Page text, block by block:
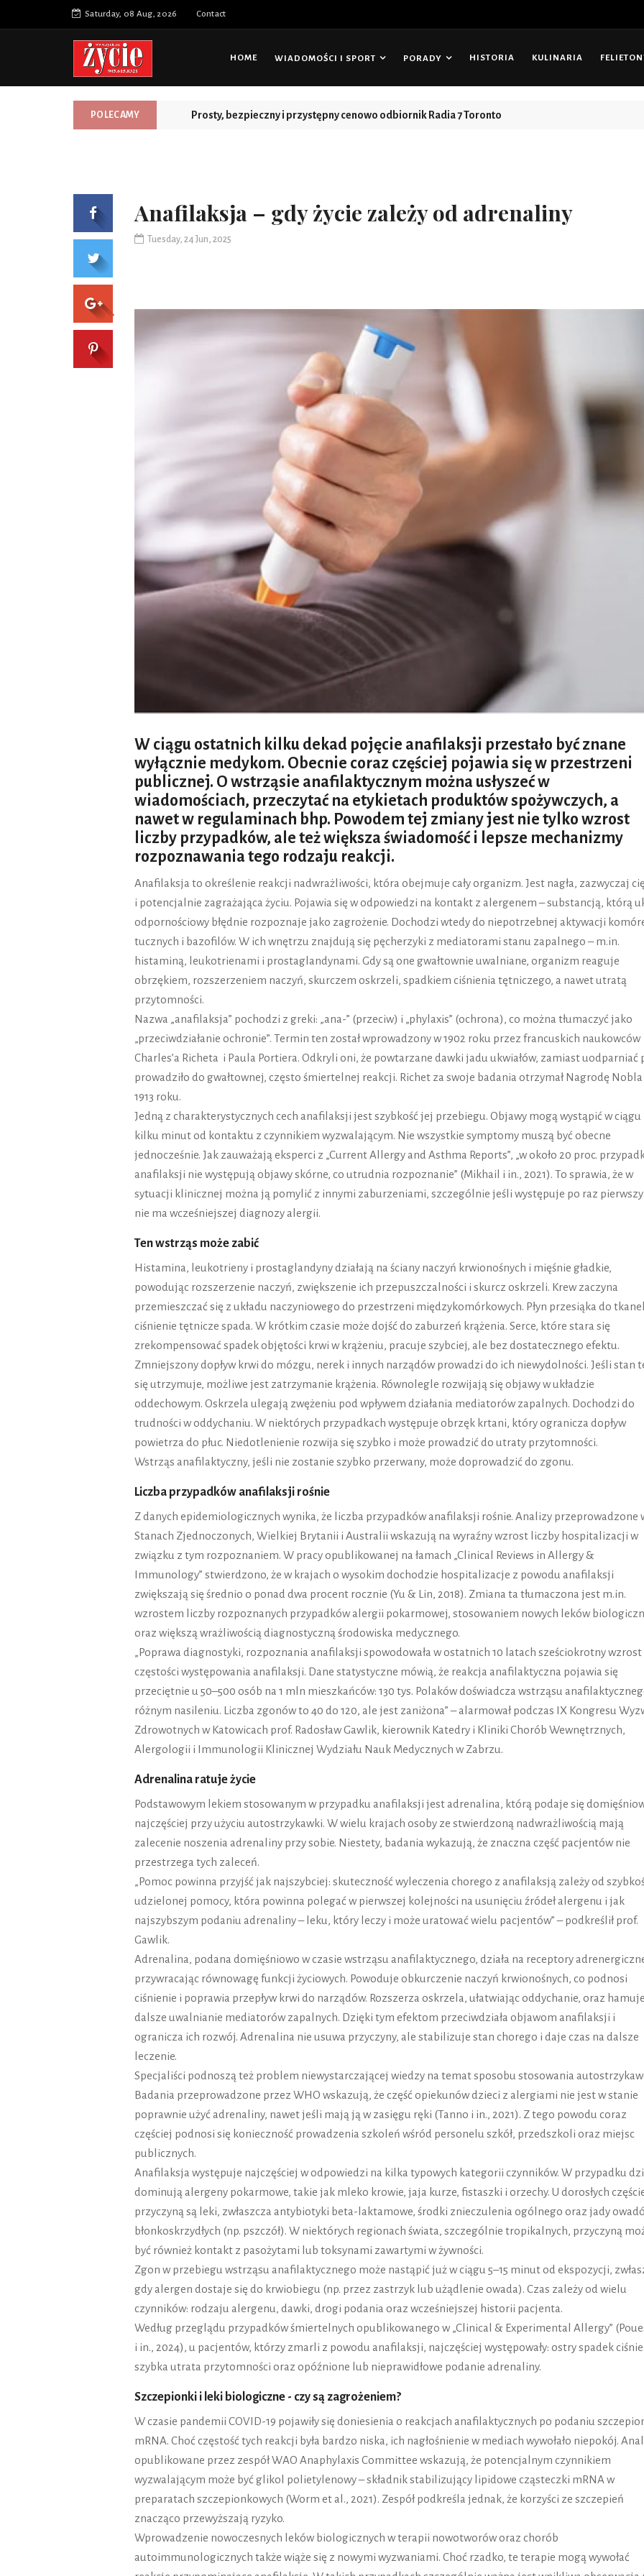
Saturday, 08 Aug, 2026 Contact
HOME WIADOMOŚCI I SPORT PORADY HISTORIA KULINARIA
POLECAMY Prosty, bezpieczny i przystępny cenowo odbiornik Radia 7 Toronto
Anafilaksja – gdy życie zależy od adrenaliny
Tuesday, 24 Jun, 2025
W ciągu ostatnich kilku dekad pojęcie anafilaksji przestało być znane
wyłącznie medykom. Obecnie coraz częściej pojawia się w przestrzeni
publicznej. O wstrząsie anafilaktycznym można usłyszeć w
wiadomościach, przeczytać na etykietach produktów spożywczych, a
nawet w regulaminach bhp. Powodem tej zmiany jest nie tylko wzrost
liczby przypadków, ale też większa świadomość i lepsze mechanizmy
rozpoznawania tego rodzaju reakcji.
Anafilaksja to określenie reakcji nadwrażliwości, która obejmuje cały organizm. Jest nagła, zazwyczaj
i potencjalnie zagrażająca życiu. Pojawia się w odpowiedzi na kontakt z alergenem – substancją, którą
odpornościowy błędnie rozpoznaje jako zagrożenie. Dochodzi wtedy do niepotrzebnej aktywacji
tucznych i bazofilów. W ich wnętrzu znajdują się pęcherzyki z mediatorami stanu zapalnego – m.in.
histaminą, leukotrienami i prostaglandynami. Gdy są one gwałtownie uwalniane, organizm reaguje
obrzękiem, rozszerzeniem naczyń, skurczem oskrzeli, spadkiem ciśnienia tętniczego, a nawet utratą
przytomności.
Nazwa „anafilaksja” pochodzi z greki: „ana-” (przeciw) i „phylaxis” (ochrona), co można tłumaczyć jako
„przeciwdziałanie ochronie”. Termin ten został wprowadzony w 1902 roku przez francuskich naukowców
Charles’a Richeta i Paula Portiera. Odkryli oni, że powtarzane dawki jadu ukwiałów, zamiast uodparniać
prowadziło do gwałtownej, często śmiertelnej reakcji. Richet za swoje badania otrzymał Nagrodę Nobla
1913 roku.
Jedną z charakterystycznych cech anafilaksji jest szybkość jej przebiegu. Objawy mogą wystąpić w ciągu
kilku minut od kontaktu z czynnikiem wyzwalającym. Nie wszystkie symptomy muszą być obecne
jednocześnie. Jak zauważają eksperci z „Current Allergy and Asthma Reports”, „w około 20 proc.
anafilaksji nie występują objawy skórne, co utrudnia rozpoznanie” (Mikhail i in., 2021). To sprawia, że w
sytuacji klinicznej można ją pomylić z innymi zaburzeniami, szczególnie jeśli występuje po raz pierwszy
nie ma wcześniejszej diagnozy alergii.
Ten wstrząs może zabić
Histamina, leukotrieny i prostaglandyny działają na ściany naczyń krwionośnych i mięśnie gładkie,
powodując rozszerzenie naczyń, zwiększenie ich przepuszczalności i skurcz oskrzeli. Krew zaczyna
przemieszczać się z układu naczyniowego do przestrzeni międzykomórkowych. Płyn przesiąka do
ciśnienie tętnicze spada. W krótkim czasie może dojść do zaburzeń krążenia. Serce, które stara się
zrekompensować spadek objętości krwi w krążeniu, pracuje szybciej, ale bez dostatecznego efektu.
Zmniejszony dopływ krwi do mózgu, nerek i innych narządów prowadzi do ich niewydolności. Jeśli stan
się utrzymuje, możliwe jest zatrzymanie krążenia. Równolegle rozwijają się objawy w układzie
oddechowym. Oskrzela ulegają zwężeniu pod wpływem działania mediatorów zapalnych. Dochodzi do
trudności w oddychaniu. W niektórych przypadkach występuje obrzęk krtani, który ogranicza dopływ
powietrza do płuc. Niedotlenienie rozwija się szybko i może prowadzić do utraty przytomności.
Wstrząs anafilaktyczny, jeśli nie zostanie szybko przerwany, może doprowadzić do zgonu.
Liczba przypadków anafilaksji rośnie
Z danych epidemiologicznych wynika, że liczba przypadków anafilaksji rośnie. Analizy przeprowadzone
Stanach Zjednoczonych, Wielkiej Brytanii i Australii wskazują na wyraźny wzrost liczby hospitalizacji w
związku z tym rozpoznaniem. W pracy opublikowanej na łamach „Clinical Reviews in Allergy &
Immunology” stwierdzono, że w krajach o wysokim dochodzie hospitalizacje z powodu anafilaksji
zwiększają się średnio o ponad dwa procent rocznie (Yu & Lin, 2018). Zmiana ta tłumaczona jest m.in.
wzrostem liczby rozpoznanych przypadków alergii pokarmowej, stosowaniem nowych leków
oraz większą wrażliwością diagnostyczną środowiska medycznego.
„Poprawa diagnostyki, rozpoznania anafilaksji spowodowała w ostatnich 10 latach sześciokrotny wzrost
częstości występowania anafilaksji. Dane statystyczne mówią, że reakcja anafilaktyczna pojawia się
przeciętnie u 50–500 osób na 1 mln mieszkańców: 130 tys. Polaków doświadcza wstrząsu
różnym nasileniu. Liczba zgonów to 40 do 120, ale jest zaniżona” – alarmował podczas IX Kongresu
Zdrowotnych w Katowicach prof. Radosław Gawlik, kierownik Katedry i Kliniki Chorób Wewnętrznych,
Alergologii i Immunologii Klinicznej Wydziału Nauk Medycznych w Zabrzu.
Adrenalina ratuje życie
Podstawowym lekiem stosowanym w przypadku anafilaksji jest adrenalina, którą podaje się
najczęściej przy użyciu autostrzykawki. W wielu krajach osoby ze stwierdzoną nadwrażliwością mają
zalecenie noszenia adrenaliny przy sobie. Niestety, badania wykazują, że znaczna część pacjentów nie
przestrzega tych zaleceń.
„Pomoc powinna przyjść jak najszybciej: skuteczność wyleczenia chorego z anafilaksją zależy od
udzielonej pomocy, która powinna polegać w pierwszej kolejności na usunięciu źródeł alergenu i jak
najszybszym podaniu adrenaliny – leku, który leczy i może uratować wielu pacjentów” – podkreślił prof.
Gawlik.
Adrenalina, podana domięśniowo w czasie wstrząsu anafilaktycznego, działa na receptory
przywracając równowagę funkcji życiowych. Powoduje obkurczenie naczyń krwionośnych, co podnosi
ciśnienie i poprawia przepływ krwi do narządów. Rozszerza oskrzela, ułatwiając oddychanie, oraz hamuje
dalsze uwalnianie mediatorów zapalnych. Dzięki tym efektom przeciwdziała objawom anafilaksji i
ogranicza ich rozwój. Adrenalina nie usuwa przyczyny, ale stabilizuje stan chorego i daje czas na dalsze
leczenie.
Specjaliści podnoszą też problem niewystarczającej wiedzy na temat sposobu stosowania
Badania przeprowadzone przez WHO wskazują, że część opiekunów dzieci z alergiami nie jest w stanie
poprawnie użyć adrenaliny, nawet jeśli mają ją w zasięgu ręki (Tanno i in., 2021). Z tego powodu coraz
częściej podnosi się konieczność prowadzenia szkoleń wśród personelu szkół, przedszkoli oraz miejsc
publicznych.
Anafilaksja występuje najczęściej w odpowiedzi na kilka typowych kategorii czynników. W przypadku
dominują alergeny pokarmowe, takie jak mleko krowie, jaja kurze, fistaszki i orzechy. U dorosłych
przyczyną są leki, zwłaszcza antybiotyki beta-laktamowe, środki znieczulenia ogólnego oraz jady
błonkoskrzydłych (np. pszczół). W niektórych regionach świata, szczególnie tropikalnych, przyczyną
być również kontakt z pasożytami lub toksynami zawartymi w żywności.
Zgon w przebiegu wstrząsu anafilaktycznego może nastąpić już w ciągu 5–15 minut od ekspozycji,
gdy alergen dostaje się do krwiobiegu (np. przez zastrzyk lub użądlenie owada). Czas zależy od wielu
czynników: rodzaju alergenu, dawki, drogi podania oraz wcześniejszej historii pacjenta.
Według przeglądu przypadków śmiertelnych opublikowanego w „Clinical & Experimental Allergy”
i in., 2024), u pacjentów, którzy zmarli z powodu anafilaksji, najczęściej występowały: ostry spadek
szybka utrata przytomności oraz opóźnione lub nieprawidłowe podanie adrenaliny.
Szczepionki i leki biologiczne - czy są zagrożeniem?
W czasie pandemii COVID-19 pojawiły się doniesienia o reakcjach anafilaktycznych po podaniu
mRNA. Choć częstość tych reakcji była bardzo niska, ich nagłośnienie w mediach wywołało niepokój.
opublikowane przez zespół WAO Anaphylaxis Committee wskazują, że potencjalnym czynnikiem
wyzwalającym może być glikol polietylenowy – składnik stabilizujący lipidowe cząsteczki mRNA w
preparatach szczepionkowych (Worm et al., 2021). Zespół podkreśla jednak, że korzyści ze szczepień
znacząco przewyższają ryzyko.
Wprowadzenie nowoczesnych leków biologicznych w terapii nowotworów oraz chorób
autoimmunologicznych także wiąże się z nowymi wyzwaniami. Choć rzadko, te terapie mogą wywołać